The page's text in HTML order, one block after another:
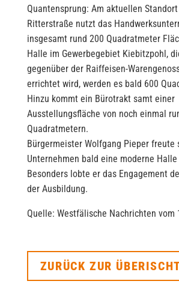
Quantensprung: Am aktuellen
Ritterstraße nutzt das
insgesamt rund 200 Quadratmeter
Halle im Gewerbegebiet Kiebitzpohl,
gegenüber der Raiffeisen-
errichtet wird, werden es bald 600
Hinzu kommt ein Bürotrakt samt einer
Ausstellungsfläche von noch einmal
Quadratmetern.
Bürgermeister Wolfgang Pieper freute
Unternehmen bald eine moderne
Besonders lobte er das Engagement
der Ausbildung.
Quelle: Westfälische Nachrichten vom
ZURÜCK ZUR